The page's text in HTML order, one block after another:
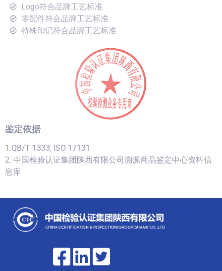
Logo符合品牌工艺标准
零配件符合品牌工艺标准
特殊印记符合品牌工艺标准
鉴定依据
1.QB/T 1333; ISO 17131
2. 中国检验认证集团陕西有限公司溯源商品鉴定中心资料信
息库